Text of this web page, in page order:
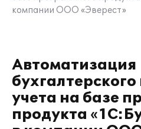
компании ООО «Эверест»
Автоматизация
учета на базе
продукта